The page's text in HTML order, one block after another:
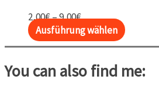
2,00€–9,00€Preisspanne:
2,00€
bis
Ausführung wählen Dieses
mehrere
Varianten
You can also find me: